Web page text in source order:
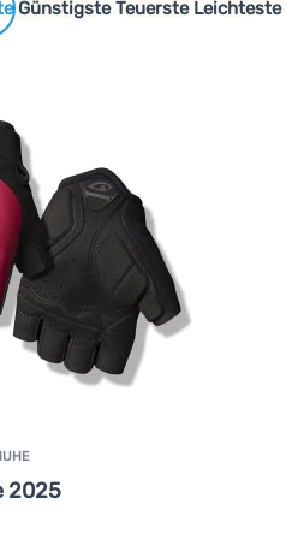
Günstigste Teuerste Leichteste
Produkte
2025